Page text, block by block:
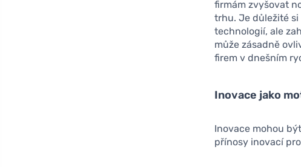
firmám zvyšovat
trhu. Je důležité si
technologií, ale
může zásadně
firem v dnešním
Inovace jako
Inovace mohou
přínosy inovací